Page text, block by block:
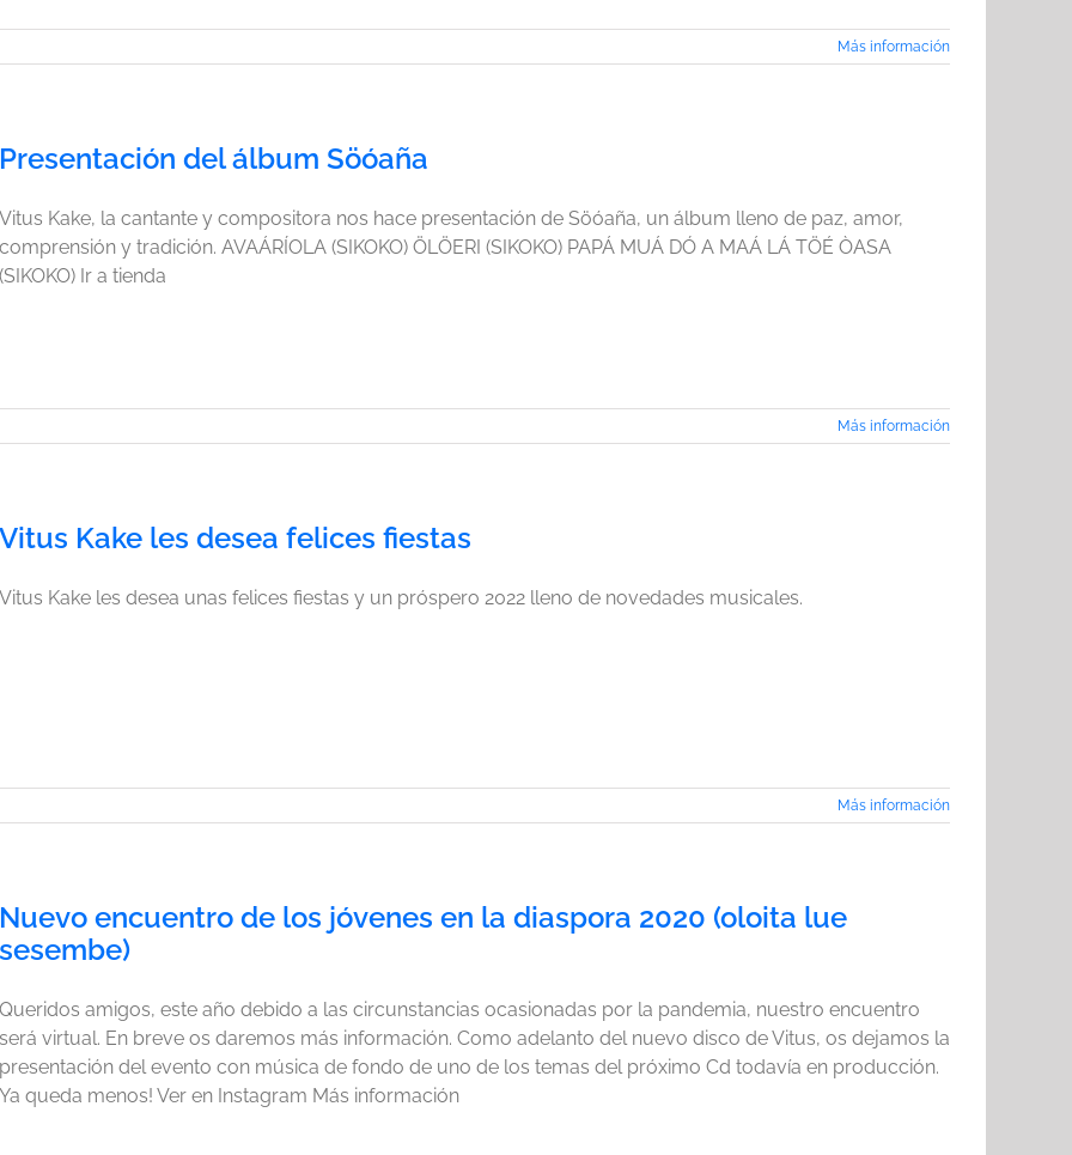
Más información
Presentación del álbum Söóaña
Vitus Kake, la cantante y compositora nos hace presentación de Söóaña, un álbum lleno de paz, amor,
comprensión y tradición. AVAÁRÍOLA (SIKOKO) ÖLÖERI (SIKOKO) PAPÁ MUÁ DÓ A MAÁ LÁ TÖÉ ÒASA
(SIKOKO) Ir a tienda
Más información
Vitus Kake les desea felices fiestas
Vitus Kake les desea unas felices fiestas y un próspero 2022 lleno de novedades musicales.
Más información
Nuevo encuentro de los jóvenes en la diaspora 2020 (oloita lue
sesembe)
Queridos amigos, este año debido a las circunstancias ocasionadas por la pandemia, nuestro encuentro
será virtual. En breve os daremos más información. Como adelanto del nuevo disco de Vitus, os dejamos la
presentación del evento con música de fondo de uno de los temas del próximo Cd todavía en producción.
Ya queda menos! Ver en Instagram Más información